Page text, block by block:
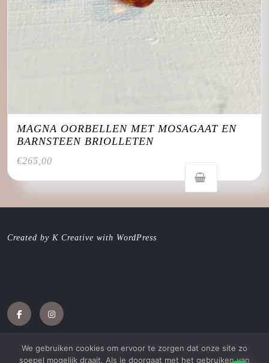
MAGNA OORBELLEN MET MOSAGAAT EN
BARNSTEEN BRIOLLETEN
€265,00
Created by K Creative with WordPress
Facebook
We gebruiken cookies om ervoor te zorgen dat onze site zo
soepel mogelijk draait. Als je doorgaat met het gebruiken van